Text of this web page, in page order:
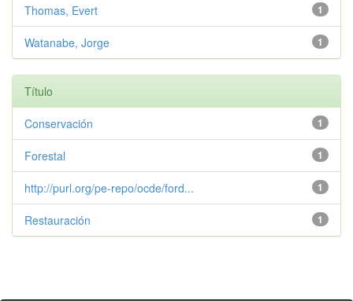
1
Thomas, Evert
1
Watanabe, Jorge
Título
1
Conservación
1
Forestal
1
http://purl.org/pe-repo/ocde/ford...
1
Restauración